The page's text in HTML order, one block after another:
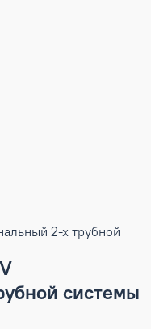
2-х трубной
системы